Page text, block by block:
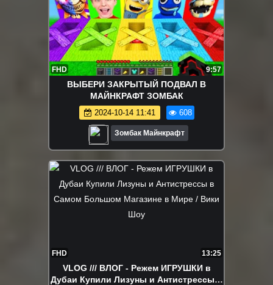
FHD 9:57
ВЫБЕРИ ЗАКРЫТЫЙ ПОДВАЛ В
МАЙНКРАФТ ЗОМБАК
2024-10-14 11:41 608
Зомбак Майнкрафт
FHD 13:25
VLOG /// ВЛОГ - Режем ИГРУШКИ в
Дубаи Купили Лизуны и Антистрессы в